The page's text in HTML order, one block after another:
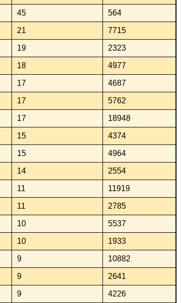
45 564
21 7715
19 2323
18 4977
17 4687
17 5762
17 18948
15 4374
15 4964
14 2554
11 11919
11 2785
10 5537
10 1933
9 10882
9 2641
9 4226